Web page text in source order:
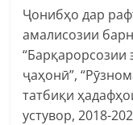
Ҷонибҳо дар
амалисозии
“Барқарорсозии
ҷаҳонӣ”,
татбиқи
устувор, 2018-